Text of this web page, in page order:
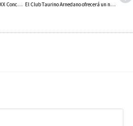
Ángel Pascual Solana gana el XXX Concurso de Pancartas Peña Lubumbas de Arnedo El Club Taurino Arnedano ofrecerá un nuevo manto a la Virgen de Vico, confeccionado con un vestido de luces de Diego Urdiales